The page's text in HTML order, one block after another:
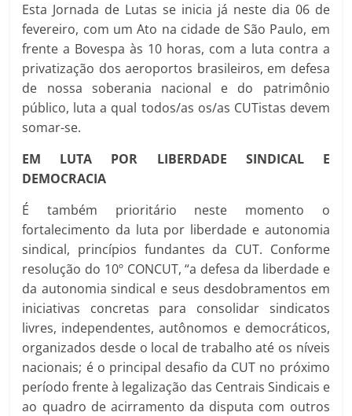
Esta Jornada de Lutas se inicia já neste dia 06 de
fevereiro, com um Ato na cidade de São Paulo, em
frente a Bovespa às 10 horas, com a luta contra a
privatização dos aeroportos brasileiros, em defesa
de nossa soberania nacional e do patrimônio
público, luta a qual todos/as os/as CUTistas devem
somar-se.
EM LUTA POR LIBERDADE SINDICAL E
DEMOCRACIA
É também prioritário neste momento o
fortalecimento da luta por liberdade e autonomia
sindical, princípios fundantes da CUT. Conforme
resolução do 10º CONCUT, “a defesa da liberdade e
da autonomia sindical e seus desdobramentos em
iniciativas concretas para consolidar sindicatos
livres, independentes, autônomos e democráticos,
organizados desde o local de trabalho até os níveis
nacionais; é o principal desafio da CUT no próximo
período frente à legalização das Centrais Sindicais e
ao quadro de acirramento da disputa com outros